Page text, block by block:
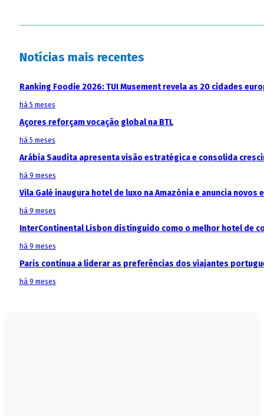
Notícias mais recentes
Ranking Foodie 2026: TUI Musement revela as 20 cidades
há 5 meses
Açores reforçam vocação global na BTL
há 5 meses
Arábia Saudita apresenta visão estratégica e consolida
há 9 meses
Vila Galé inaugura hotel de luxo na Amazónia e anuncia
há 9 meses
InterContinental Lisbon distinguido como o melhor hotel de
há 9 meses
Paris continua a liderar as preferências dos viajantes
há 9 meses